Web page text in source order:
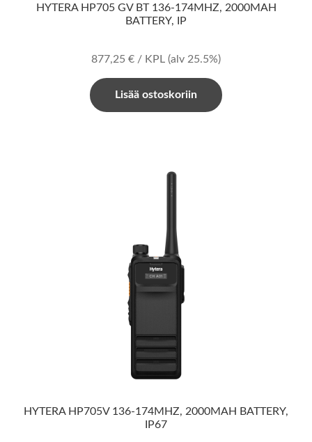
HYTERA HP705 GV BT 136-174MHZ, 2000MAH
BATTERY, IP
877,25 € / KPL (alv 25.5%)
Lisää ostoskoriin
HYTERA HP705V 136-174MHZ, 2000MAH BATTERY,
IP67